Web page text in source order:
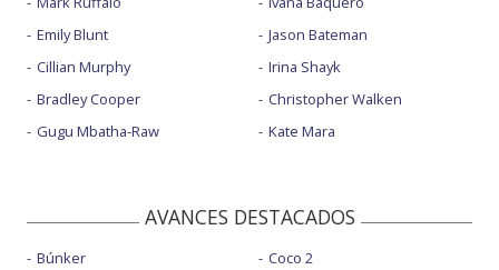
Emily Blunt
Cillian Murphy
Bradley Cooper
Gugu Mbatha-Raw
Jason Bateman
Irina Shayk
Christopher Walken
Kate Mara
AVANCES DESTACADOS
Búnker
Coco 2